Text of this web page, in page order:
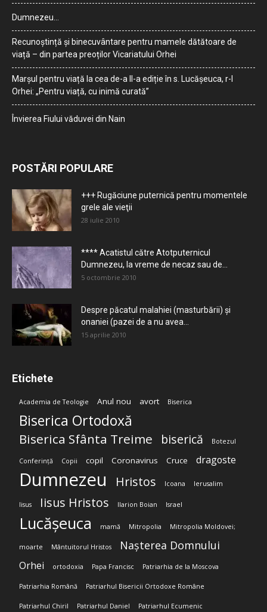
Dumnezeu…
Recunoștință și binecuvântare pentru mamele dătătoare de
viață – din partea preoților Vicariatului Orhei
Marșul pentru viață la cea de-a II-a ediție în s. Lucășeuca, r-l
Orhei: „Pentru viață, cu inimă curată”
Învierea Fiului văduvei din Nain
POSTĂRI POPULARE
+++ Rugăciune puternică pentru momentele
grele ale vieţii
28 iulie 2010
**** Acatistul către Atotputernicul
Dumnezeu, la vreme de necaz sau de...
5 octombrie 2010
Despre păcatul malahiei (masturbării) şi
onaniei (pazei de a nu avea...
15 aprilie 2010
Etichete
Academia de Teologie Anul nou avort Biserica
Biserica Ortodoxă
Biserica Sfânta Treime biserică Botezul
Conferință Copii copil Coronavirus Cruce dragoste
Dumnezeu Hristos Icoana Ierusalim
Iisus Iisus Hristos Ilarion Boian Israel
Lucășeuca mamă Mitropolia Mitropolia Moldovei;
moarte Mântuitorul Hristos Nașterea Domnului
Orhei ortodoxia Papa Francisc Patriarhia de la Moscova
Patriarhia Română Patriarhul Bisericii Ortodoxe Române
Patriarhul Chiril Patriarhul Daniel Patriarhul Ecumenic